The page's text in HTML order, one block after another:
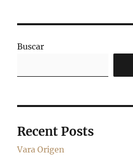
Buscar
Recent Posts
Vara Origen